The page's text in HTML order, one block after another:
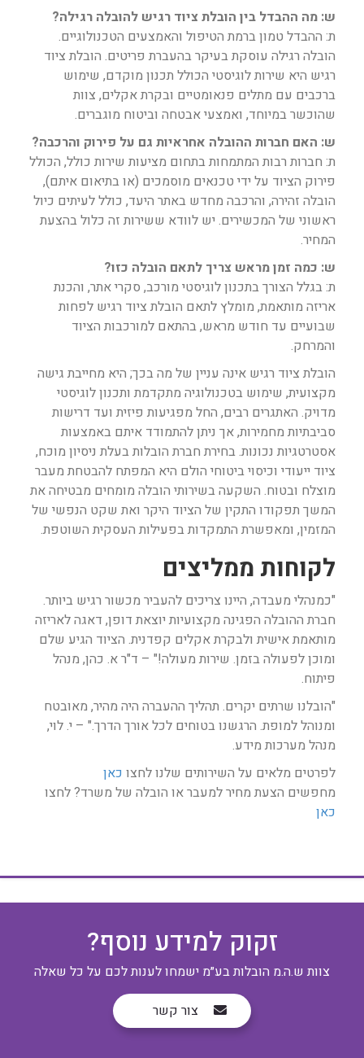
ש: מה ההבדל בין הובלת ציוד רגיש להובלה רגילה?
ת: ההבדל טמון ברמת הטיפול והאמצעים הטכנולוגיים.
הובלה רגילה עוסקת בעיקר בהעברת פריטים. הובלת ציוד
רגיש היא שירות לוגיסטי הכולל תכנון מוקדם, שימוש
ברכבים עם מתלים פנאומטיים ובקרת אקלים, צוות
שהוכשר במיוחד, ואמצעי אבטחה וביטוח מוגברים.
ש: האם חברות ההובלה אחראיות גם על פירוק והרכבה?
ת: חברות רבות המתמחות בתחום מציעות שירות כולל, הכולל
פירוק הציוד על ידי טכנאים מוסמכים (או בתיאום איתם),
הובלה זהירה, והרכבה מחדש באתר היעד, כולל לעיתים כיול
ראשוני של המכשירים. יש לוודא ששירות זה כלול בהצעת
המחיר.
ש: כמה זמן מראש צריך לתאם הובלה כזו?
ת: בגלל הצורך בתכנון לוגיסטי מורכב, סקרי אתר, והכנת
אריזה מותאמת, מומלץ לתאם הובלת ציוד רגיש לפחות
שבועיים עד חודש מראש, בהתאם למורכבות הציוד
והמרחק.
הובלת ציוד רגיש אינה עניין של מה בכך; היא מחייבת גישה
מקצועית, שימוש בטכנולוגיה מתקדמת ותכנון לוגיסטי
מדויק. האתגרים רבים, החל מפגיעות פיזית ועד דרישות
סביבתיות מחמירות, אך ניתן להתמודד איתם באמצעות
אסטרטגיות נכונות. בחירת חברת הובלות בעלת ניסיון מוכח,
ציוד ייעודי וכיסוי ביטוחי הולם היא המפתח להבטחת מעבר
מוצלח ובטוח. השקעה בשירותי הובלה מומחים מבטיחה את
המשך תפקודו התקין של הציוד היקר ואת שקט הנפשי של
המזמין, ומאפשרת התמקדות בפעילות העסקית השוטפת.
לקוחות ממליצים
"כמנהלי מעבדה, היינו צריכים להעביר מכשור רגיש ביותר.
חברת ההובלה הפגינה מקצועיות יוצאת דופן, דאגה לאריזה
מותאמת אישית ולבקרת אקלים קפדנית. הציוד הגיע שלם
ומוכן לפעולה בזמן. שירות מעולה!" – ד"ר א. כהן, מנהל
פיתוח.
"הובלנו שרתים יקרים. תהליך ההעברה היה מהיר, מאובטח
ומנוהל למופת. הרגשנו בטוחים לכל אורך הדרך." – י. לוי,
מנהל מערכות מידע.
לפרטים מלאים על השירותים שלנו לחצו כאן
מחפשים הצעת מחיר למעבר או הובלה של משרד? לחצו
כאן
זקוק למידע נוסף?
צוות ש.ה.מ הובלות בע״מ ישמחו לענות לכם על כל שאלה
צור קשר